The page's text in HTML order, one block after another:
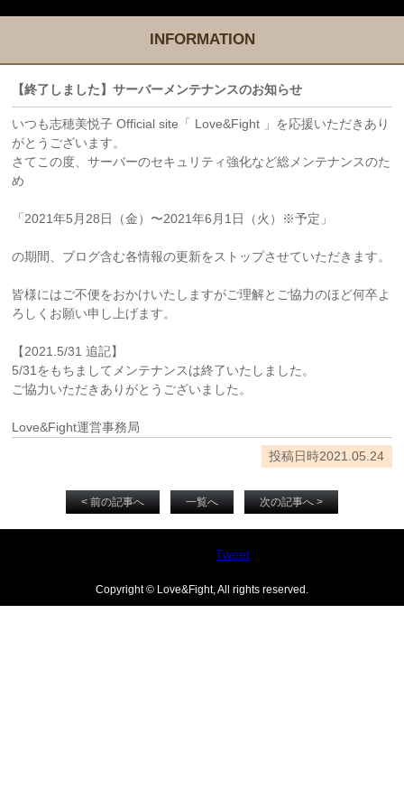
INFORMATION
【終了しました】サーバーメンテナンスのお知らせ
いつも志穂美悦子 Official site「 Love&Fight 」を応援いただきあり
がとうございます。
さてこの度、サーバーのセキュリティ強化など総メンテナンスのた
め
「2021年5月28日（金）〜2021年6月1日（火）※予定」
の期間、ブログ含む各情報の更新をストップさせていただきます。
皆様にはご不便をおかけいたしますがご理解とご協力のほど何卒よ
ろしくお願い申し上げます。
【2021.5/31 追記】
5/31をもちましてメンテナンスは終了いたしました。
ご協力いただきありがとうございました。
Love&Fight運営事務局
投稿日時2021.05.24
< 前の記事へ 一覧へ 次の記事へ >
Tweet
Copyright © Love&Fight, All rights reserved.